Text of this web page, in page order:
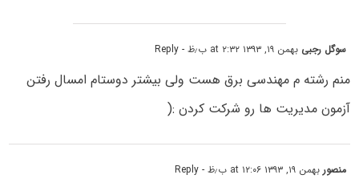
سوگل رجبی بهمن ۱۹, ۱۳۹۳ at ۲:۳۲ ب٫ظ - Reply
منم رشته م مهندسی برق هست ولی بیشتر دوستام امسال رفتن
آزمون مدیریت ها رو شرکت کردن :(
منصوربهمن ۱۹, ۱۳۹۳ at ۱۲:۰۶ ب٫ظ - Reply